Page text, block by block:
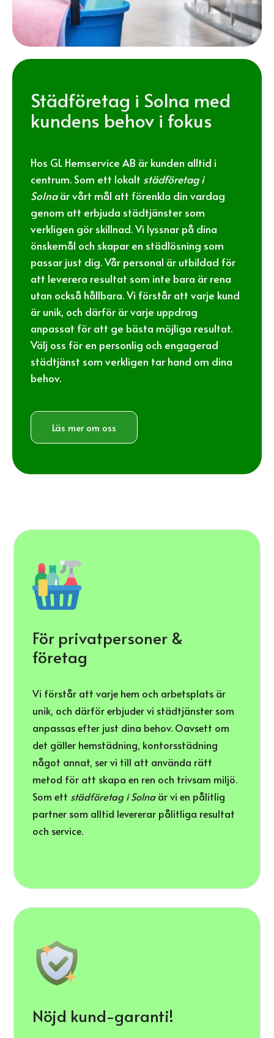
Städföretag i Solna med
kundens behov i fokus
Hos GL Hemservice AB är kunden alltid i
centrum. Som ett lokalt städföretag i
Solnaär vårt mål att förenkla din vardag
genom att erbjuda städtjänster som
verkligen gör skillnad. Vi lyssnar på dina
önskemål och skapar en städlösning som
passar just dig. Vår personal är utbildad för
att leverera resultat som inte bara är rena
utan också hållbara. Vi förstår att varje kund
är unik, och därför är varje uppdrag
anpassat för att ge bästa möjliga resultat.
Välj oss för en personlig och engagerad
städtjänst som verkligen tar hand om dina
behov.
Läs mer om oss
För privatpersoner &
företag
Vi förstår att varje hem och arbetsplats är
unik, och därför erbjuder vi städtjänster som
anpassas efter just dina behov. Oavsett om
det gäller hemstädning, kontorsstädning
något annat, ser vi till att använda rätt
metod för att skapa en ren och trivsam miljö.
Som ett städföretag i Solnaär vi en pålitlig
partner som alltid levererar pålitliga resultat
och service.
Nöjd kund-garanti!